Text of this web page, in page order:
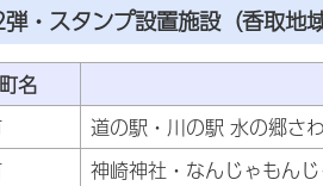
・スタンプ設置施設（香取地
名
道の駅・川の駅 水の郷さ
神崎神社・なんじゃもん